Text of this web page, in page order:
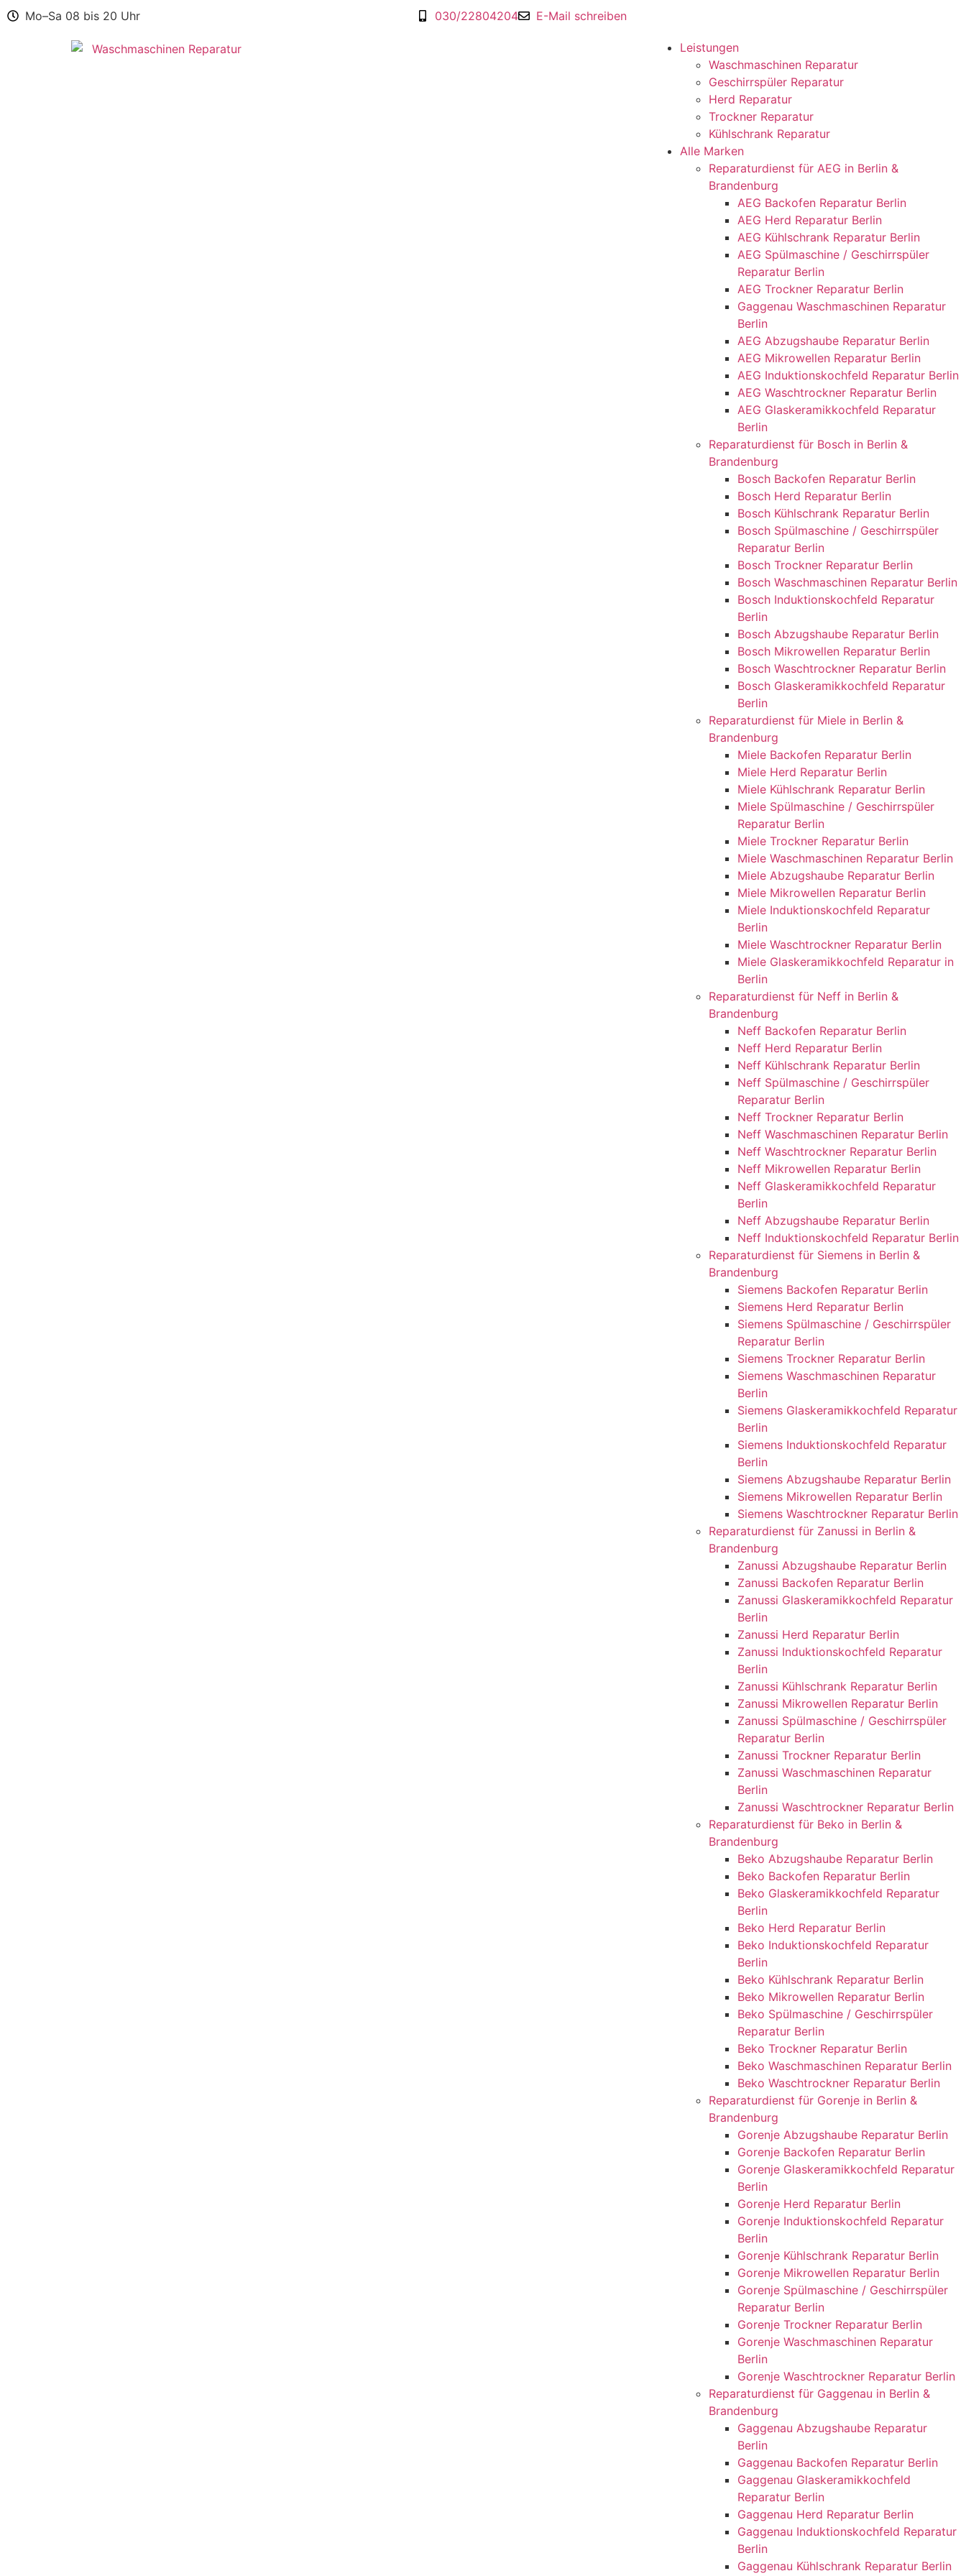
Mo–Sa 08 bis 20 Uhr 030/22804204 E-Mail schreiben
Leistungen
Waschmaschinen Reparatur
Geschirrspüler Reparatur
Herd Reparatur
Trockner Reparatur
Kühlschrank Reparatur
Alle Marken
Reparaturdienst für AEG in Berlin &
Brandenburg
AEG Backofen Reparatur Berlin
AEG Herd Reparatur Berlin
AEG Kühlschrank Reparatur Berlin
AEG Spülmaschine / Geschirrspüler
Reparatur Berlin
AEG Trockner Reparatur Berlin
Gaggenau Waschmaschinen Reparatur
Berlin
AEG Abzugshaube Reparatur Berlin
AEG Mikrowellen Reparatur Berlin
AEG Induktionskochfeld Reparatur Berlin
AEG Waschtrockner Reparatur Berlin
AEG Glaskeramikkochfeld Reparatur
Berlin
Reparaturdienst für Bosch in Berlin &
Brandenburg
Bosch Backofen Reparatur Berlin
Bosch Herd Reparatur Berlin
Bosch Kühlschrank Reparatur Berlin
Bosch Spülmaschine / Geschirrspüler
Reparatur Berlin
Bosch Trockner Reparatur Berlin
Bosch Waschmaschinen Reparatur Berlin
Bosch Induktionskochfeld Reparatur
Berlin
Bosch Abzugshaube Reparatur Berlin
Bosch Mikrowellen Reparatur Berlin
Bosch Waschtrockner Reparatur Berlin
Bosch Glaskeramikkochfeld Reparatur
Berlin
Reparaturdienst für Miele in Berlin &
Brandenburg
Miele Backofen Reparatur Berlin
Miele Herd Reparatur Berlin
Miele Kühlschrank Reparatur Berlin
Miele Spülmaschine / Geschirrspüler
Reparatur Berlin
Miele Trockner Reparatur Berlin
Miele Waschmaschinen Reparatur Berlin
Miele Abzugshaube Reparatur Berlin
Miele Mikrowellen Reparatur Berlin
Miele Induktionskochfeld Reparatur
Berlin
Miele Waschtrockner Reparatur Berlin
Miele Glaskeramikkochfeld Reparatur in
Berlin
Reparaturdienst für Neff in Berlin &
Brandenburg
Neff Backofen Reparatur Berlin
Neff Herd Reparatur Berlin
Neff Kühlschrank Reparatur Berlin
Neff Spülmaschine / Geschirrspüler
Reparatur Berlin
Neff Trockner Reparatur Berlin
Neff Waschmaschinen Reparatur Berlin
Neff Waschtrockner Reparatur Berlin
Neff Mikrowellen Reparatur Berlin
Neff Glaskeramikkochfeld Reparatur
Berlin
Neff Abzugshaube Reparatur Berlin
Neff Induktionskochfeld Reparatur Berlin
Reparaturdienst für Siemens in Berlin &
Brandenburg
Siemens Backofen Reparatur Berlin
Siemens Herd Reparatur Berlin
Siemens Spülmaschine / Geschirrspüler
Reparatur Berlin
Siemens Trockner Reparatur Berlin
Siemens Waschmaschinen Reparatur
Berlin
Siemens Glaskeramikkochfeld Reparatur
Berlin
Siemens Induktionskochfeld Reparatur
Berlin
Siemens Abzugshaube Reparatur Berlin
Siemens Mikrowellen Reparatur Berlin
Siemens Waschtrockner Reparatur Berlin
Reparaturdienst für Zanussi in Berlin &
Brandenburg
Zanussi Abzugshaube Reparatur Berlin
Zanussi Backofen Reparatur Berlin
Zanussi Glaskeramikkochfeld Reparatur
Berlin
Zanussi Herd Reparatur Berlin
Zanussi Induktionskochfeld Reparatur
Berlin
Zanussi Kühlschrank Reparatur Berlin
Zanussi Mikrowellen Reparatur Berlin
Zanussi Spülmaschine / Geschirrspüler
Reparatur Berlin
Zanussi Trockner Reparatur Berlin
Zanussi Waschmaschinen Reparatur
Berlin
Zanussi Waschtrockner Reparatur Berlin
Reparaturdienst für Beko in Berlin &
Brandenburg
Beko Abzugshaube Reparatur Berlin
Beko Backofen Reparatur Berlin
Beko Glaskeramikkochfeld Reparatur
Berlin
Beko Herd Reparatur Berlin
Beko Induktionskochfeld Reparatur
Berlin
Beko Kühlschrank Reparatur Berlin
Beko Mikrowellen Reparatur Berlin
Beko Spülmaschine / Geschirrspüler
Reparatur Berlin
Beko Trockner Reparatur Berlin
Beko Waschmaschinen Reparatur Berlin
Beko Waschtrockner Reparatur Berlin
Reparaturdienst für Gorenje in Berlin &
Brandenburg
Gorenje Abzugshaube Reparatur Berlin
Gorenje Backofen Reparatur Berlin
Gorenje Glaskeramikkochfeld Reparatur
Berlin
Gorenje Herd Reparatur Berlin
Gorenje Induktionskochfeld Reparatur
Berlin
Gorenje Kühlschrank Reparatur Berlin
Gorenje Mikrowellen Reparatur Berlin
Gorenje Spülmaschine / Geschirrspüler
Reparatur Berlin
Gorenje Trockner Reparatur Berlin
Gorenje Waschmaschinen Reparatur
Berlin
Gorenje Waschtrockner Reparatur Berlin
Reparaturdienst für Gaggenau in Berlin &
Brandenburg
Gaggenau Abzugshaube Reparatur
Berlin
Gaggenau Backofen Reparatur Berlin
Gaggenau Glaskeramikkochfeld
Reparatur Berlin
Gaggenau Herd Reparatur Berlin
Gaggenau Induktionskochfeld Reparatur
Berlin
Gaggenau Kühlschrank Reparatur Berlin